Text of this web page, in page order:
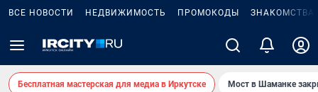
ВСЕ НОВОСТИ НЕДВИЖИМОСТЬ ПРОМОКОДЫ ЗНАКОМСТВА
Бесплатная мастерская для медиа в Иркутске Мост в Шаманке